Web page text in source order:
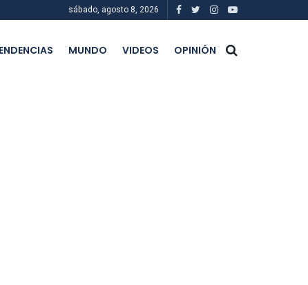
sábado, agosto 8, 2026
MUNDO VIDEOS OPINIÓN